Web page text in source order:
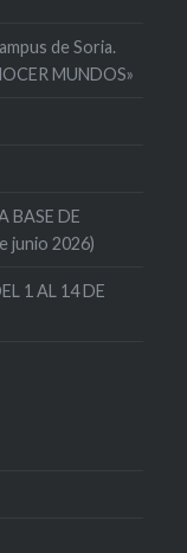
de Soria.
MUNDOS»
BASE DE
junio 2026)
1 AL 14 DE